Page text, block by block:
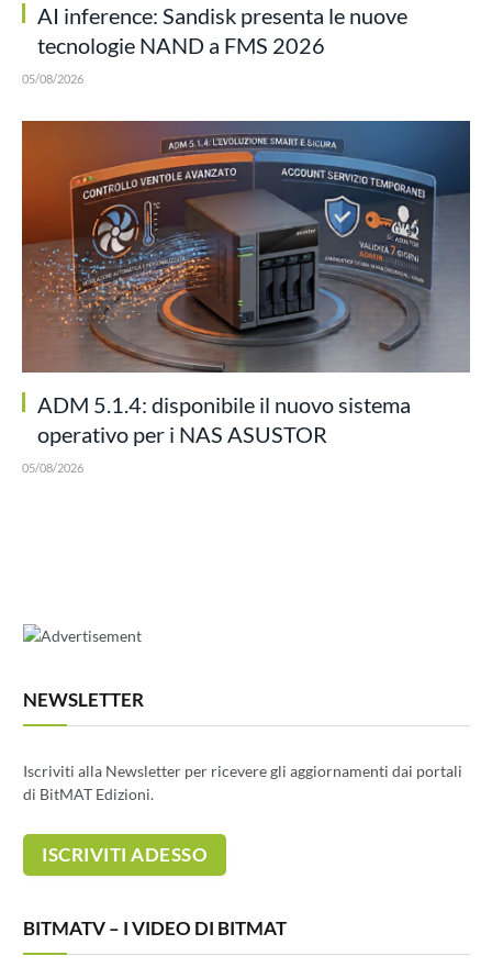
AI inference: Sandisk presenta le nuove
tecnologie NAND a FMS 2026
05/08/2026
ADM 5.1.4: disponibile il nuovo sistema
operativo per i NAS ASUSTOR
05/08/2026
NEWSLETTER
Iscriviti alla Newsletter per ricevere gli aggiornamenti dai portali
di BitMAT Edizioni.
BITMATV – I VIDEO DI BITMAT